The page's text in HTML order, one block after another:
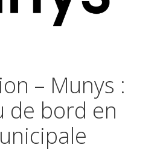
– Munys :
de bord en